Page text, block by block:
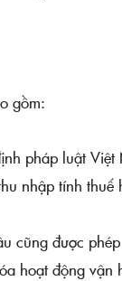
gồm:
pháp luật
nhập tính thuế
cũng được
hoạt động vận